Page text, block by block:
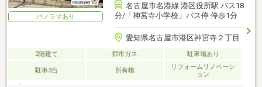
パノラマあり
名古屋市名港線 港区役所駅 バス18
分/「神宮寺小学校」バス停 停歩1分
愛知県名古屋市港区神宮寺２丁目
2階建て 都市ガス 駐車場あり
駐車3台 所有権
リフォームリノベーシ
ョン